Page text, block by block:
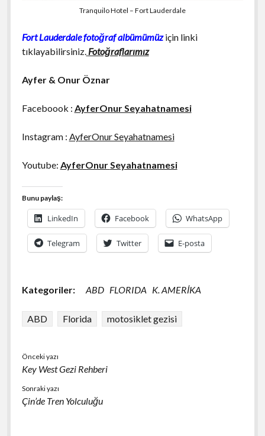
Tranquilo Hotel – Fort Lauderdale
Fort Lauderdale fotoğraf albümümüziçin linki
tıklayabilirsiniz. Fotoğraflarımız
Ayfer & Onur Öznar
Faceboook : AyferOnur Seyahatnamesi
Instagram : AyferOnur Seyahatnamesi
Youtube: AyferOnurSeyahatnamesi
Bunu paylaş:
LinkedIn Facebook WhatsApp
Telegram Twitter E-posta
Kategoriler: ABD FLORIDA K. AMERİKA
ABD Florida motosiklet gezisi
Önceki yazı
Key West Gezi Rehberi
Sonraki yazı
Çin’de Tren Yolculuğu